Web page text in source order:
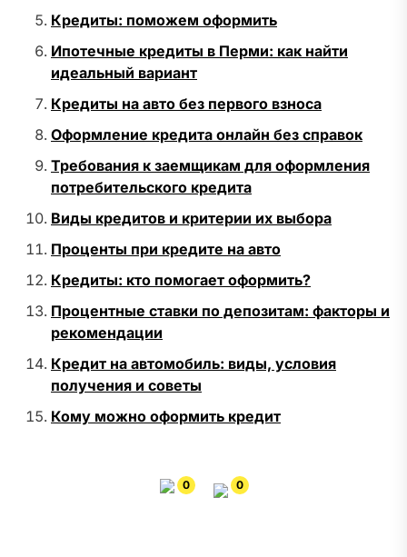
Кредиты: поможем оформить
Ипотечные кредиты в Перми: как найти
идеальный вариант
Кредиты на авто без первого взноса
Оформление кредита онлайн без справок
Требования к заемщикам для оформления
потребительского кредита
Виды кредитов и критерии их выбора
Проценты при кредите на авто
Кредиты: кто помогает оформить?
Процентные ставки по депозитам: факторы и
рекомендации
Кредит на автомобиль: виды, условия
получения и советы
Кому можно оформить кредит
0 0